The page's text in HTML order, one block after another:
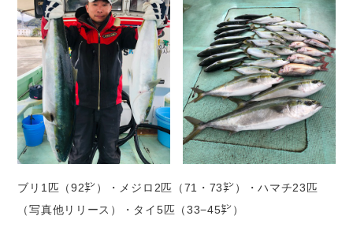
ブリ1匹（92㌢）・メジロ2匹（71・73㌢）・ハマチ23匹
（写真他リリース）・タイ5匹（33−45㌢）